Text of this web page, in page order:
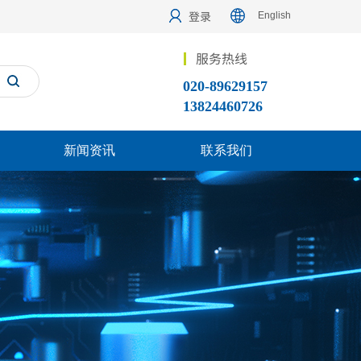
登录 English
新闻资讯 联系我们
索
020-89629157
13824460726
服务热线